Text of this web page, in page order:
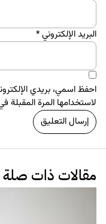
البريد الإلكتروني*
احفظ اسمي، بريدي
لاستخدامها المرة المقبلة
مقالات ذات صلة